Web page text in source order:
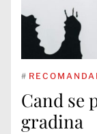
#
Cand se
gradina